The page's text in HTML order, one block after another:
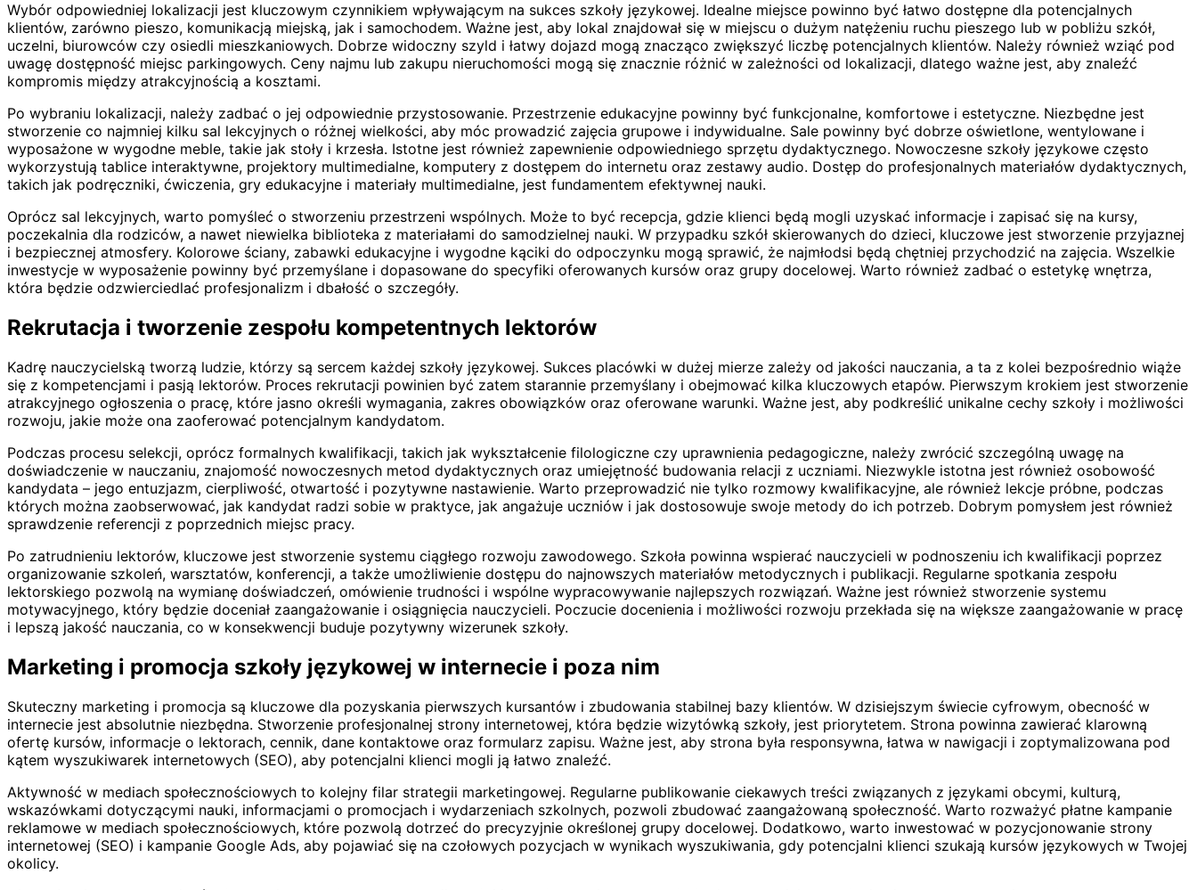
Wybór odpowiedniej lokalizacji jest kluczowym czynnikiem wpływającym na sukces szkoły językowej. Idealne miejsce powinno być łatwo dostępne dla potencjalnych
klientów, zarówno pieszo, komunikacją miejską, jak i samochodem. Ważne jest, aby lokal znajdował się w miejscu o dużym natężeniu ruchu pieszego lub w pobliżu szkół,
uczelni, biurowców czy osiedli mieszkaniowych. Dobrze widoczny szyld i łatwy dojazd mogą znacząco zwiększyć liczbę potencjalnych klientów. Należy również wziąć pod
uwagę dostępność miejsc parkingowych. Ceny najmu lub zakupu nieruchomości mogą się znacznie różnić w zależności od lokalizacji, dlatego ważne jest, aby znaleźć
kompromis między atrakcyjnością a kosztami.
Po wybraniu lokalizacji, należy zadbać o jej odpowiednie przystosowanie. Przestrzenie edukacyjne powinny być funkcjonalne, komfortowe i estetyczne. Niezbędne jest
stworzenie co najmniej kilku sal lekcyjnych o różnej wielkości, aby móc prowadzić zajęcia grupowe i indywidualne. Sale powinny być dobrze oświetlone, wentylowane i
wyposażone w wygodne meble, takie jak stoły i krzesła. Istotne jest również zapewnienie odpowiedniego sprzętu dydaktycznego. Nowoczesne szkoły językowe często
wykorzystują tablice interaktywne, projektory multimedialne, komputery z dostępem do internetu oraz zestawy audio. Dostęp do profesjonalnych materiałów dydaktycznych,
takich jak podręczniki, ćwiczenia, gry edukacyjne i materiały multimedialne, jest fundamentem efektywnej nauki.
Oprócz sal lekcyjnych, warto pomyśleć o stworzeniu przestrzeni wspólnych. Może to być recepcja, gdzie klienci będą mogli uzyskać informacje i zapisać się na kursy,
poczekalnia dla rodziców, a nawet niewielka biblioteka z materiałami do samodzielnej nauki. W przypadku szkół skierowanych do dzieci, kluczowe jest stworzenie przyjaznej
i bezpiecznej atmosfery. Kolorowe ściany, zabawki edukacyjne i wygodne kąciki do odpoczynku mogą sprawić, że najmłodsi będą chętniej przychodzić na zajęcia. Wszelkie
inwestycje w wyposażenie powinny być przemyślane i dopasowane do specyfiki oferowanych kursów oraz grupy docelowej. Warto również zadbać o estetykę wnętrza,
która będzie odzwierciedlać profesjonalizm i dbałość o szczegóły.
Rekrutacja i tworzenie zespołu kompetentnych lektorów
Kadrę nauczycielską tworzą ludzie, którzy są sercem każdej szkoły językowej. Sukces placówki w dużej mierze zależy od jakości nauczania, a ta z kolei bezpośrednio wiąże
się z kompetencjami i pasją lektorów. Proces rekrutacji powinien być zatem starannie przemyślany i obejmować kilka kluczowych etapów. Pierwszym krokiem jest stworzenie
atrakcyjnego ogłoszenia o pracę, które jasno określi wymagania, zakres obowiązków oraz oferowane warunki. Ważne jest, aby podkreślić unikalne cechy szkoły i możliwości
rozwoju, jakie może ona zaoferować potencjalnym kandydatom.
Podczas procesu selekcji, oprócz formalnych kwalifikacji, takich jak wykształcenie filologiczne czy uprawnienia pedagogiczne, należy zwrócić szczególną uwagę na
doświadczenie w nauczaniu, znajomość nowoczesnych metod dydaktycznych oraz umiejętność budowania relacji z uczniami. Niezwykle istotna jest również osobowość
kandydata – jego entuzjazm, cierpliwość, otwartość i pozytywne nastawienie. Warto przeprowadzić nie tylko rozmowy kwalifikacyjne, ale również lekcje próbne, podczas
których można zaobserwować, jak kandydat radzi sobie w praktyce, jak angażuje uczniów i jak dostosowuje swoje metody do ich potrzeb. Dobrym pomysłem jest również
sprawdzenie referencji z poprzednich miejsc pracy.
Po zatrudnieniu lektorów, kluczowe jest stworzenie systemu ciągłego rozwoju zawodowego. Szkoła powinna wspierać nauczycieli w podnoszeniu ich kwalifikacji poprzez
organizowanie szkoleń, warsztatów, konferencji, a także umożliwienie dostępu do najnowszych materiałów metodycznych i publikacji. Regularne spotkania zespołu
lektorskiego pozwolą na wymianę doświadczeń, omówienie trudności i wspólne wypracowywanie najlepszych rozwiązań. Ważne jest również stworzenie systemu
motywacyjnego, który będzie doceniał zaangażowanie i osiągnięcia nauczycieli. Poczucie docenienia i możliwości rozwoju przekłada się na większe zaangażowanie w pracę
i lepszą jakość nauczania, co w konsekwencji buduje pozytywny wizerunek szkoły.
Marketing i promocja szkoły językowej w internecie i poza nim
Skuteczny marketing i promocja są kluczowe dla pozyskania pierwszych kursantów i zbudowania stabilnej bazy klientów. W dzisiejszym świecie cyfrowym, obecność w
internecie jest absolutnie niezbędna. Stworzenie profesjonalnej strony internetowej, która będzie wizytówką szkoły, jest priorytetem. Strona powinna zawierać klarowną
ofertę kursów, informacje o lektorach, cennik, dane kontaktowe oraz formularz zapisu. Ważne jest, aby strona była responsywna, łatwa w nawigacji i zoptymalizowana pod
kątem wyszukiwarek internetowych (SEO), aby potencjalni klienci mogli ją łatwo znaleźć.
Aktywność w mediach społecznościowych to kolejny filar strategii marketingowej. Regularne publikowanie ciekawych treści związanych z językami obcymi, kulturą,
wskazówkami dotyczącymi nauki, informacjami o promocjach i wydarzeniach szkolnych, pozwoli zbudować zaangażowaną społeczność. Warto rozważyć płatne kampanie
reklamowe w mediach społecznościowych, które pozwolą dotrzeć do precyzyjnie określonej grupy docelowej. Dodatkowo, warto inwestować w pozycjonowanie strony
internetowej (SEO) i kampanie Google Ads, aby pojawiać się na czołowych pozycjach w wynikach wyszukiwania, gdy potencjalni klienci szukają kursów językowych w Twojej
okolicy.